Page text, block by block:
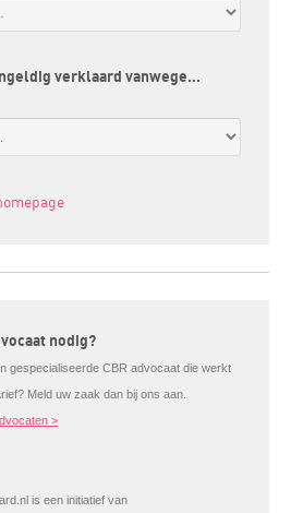
verklaard vanwege…
nodig?
gespecialiseerde CBR advocaat die werkt
Meld uw zaak dan bij ons aan.
>
is een initiatief van